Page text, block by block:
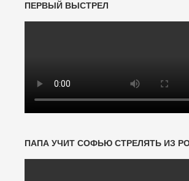
ПЕРВЫЙ ВЫСТРЕЛ
ПАПА УЧИТ СОФЬЮ СТРЕЛЯТЬ ИЗ